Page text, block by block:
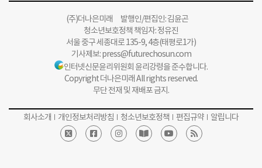
(주)더나은미래 발행인/편집인: 김윤곤
청소년보호정책 책임자: 정유진
서울 중구 세종대로 135-9, 4층(태평로1가)
기사제보:press@futurechosun.com
인터넷신문윤리위원회 윤리강령을 준수합니다.
Copyright 더나은미래 All rights reserved.
무단 전재 및 재배포 금지.
회사소개 개인정보처리방침 청소년보호정책 편집규약 알립니다